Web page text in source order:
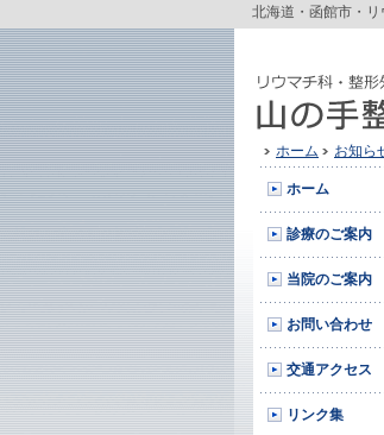
北海道・函館市・
ホーム お知ら
ホーム
診療のご案内
当院のご案内
お問い合わせ
交通アクセス
リンク集